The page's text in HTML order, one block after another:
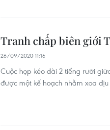
Tranh chấp biên giới
26/09/2020 11:16
Cuộc họp kéo dài 2 tiếng rưỡi
được một kế hoạch nhằm xoa